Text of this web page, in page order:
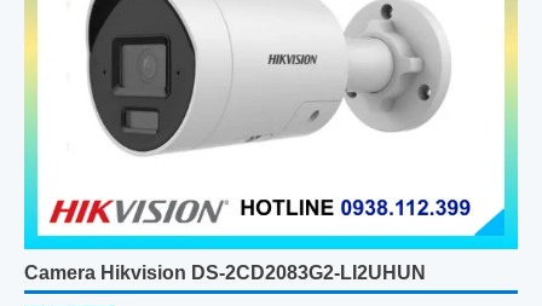
Camera Hikvision DS-2CD2083G2-LI2UHUN